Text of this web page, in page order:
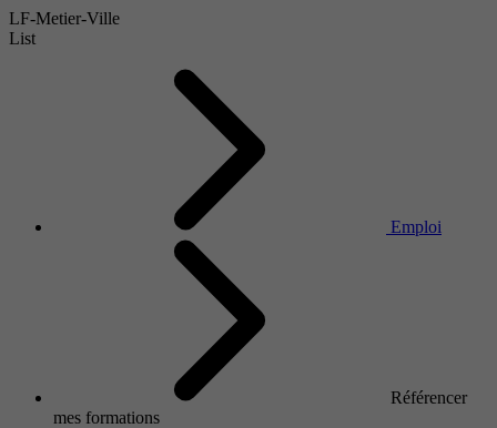
LF-Metier-Ville
List
Emploi
Référencer
mes formations